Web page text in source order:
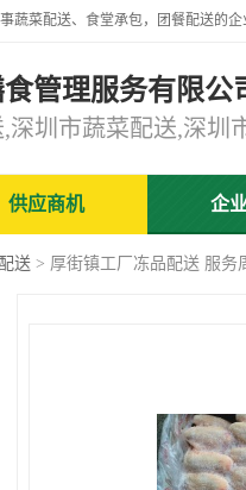
管理服务有限公
供应商机 企
送 > 厚街镇工厂冻品配送 服务